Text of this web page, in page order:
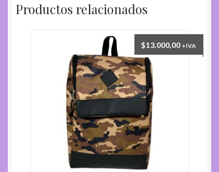
Productos relacionados
$13.000,00 +IVA